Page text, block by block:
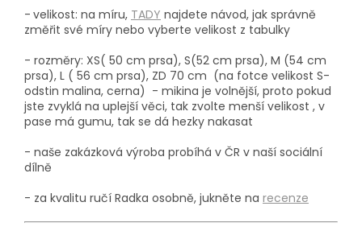
- velikost: na míru, TADY najdete návod, jak správně
změřit své míry nebo vyberte velikost z tabulky
- rozměry: XS( 50 cm prsa), S(52 cm prsa), M (54 cm
prsa), L ( 56 cm prsa), ZD 70 cm (na fotce velikost S-
odstin malina, cerna) - mikina je volnější, proto pokud
jste zvyklá na uplejší věci, tak zvolte menší velikost , v
pase má gumu, tak se dá hezky nakasat
- naše zakázková výroba probíhá v ČR v naší sociální
dílně
- za kvalitu ručí Radka osobně, jukněte na recenze